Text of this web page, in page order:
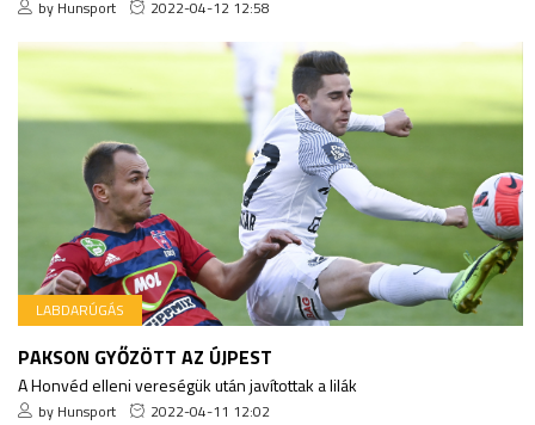
by Hunsport 2022-04-12 12:58
LABDARÚGÁS
PAKSON GYŐZÖTT AZ ÚJPEST
A Honvéd elleni vereségük után javítottak a lilák
by Hunsport 2022-04-11 12:02